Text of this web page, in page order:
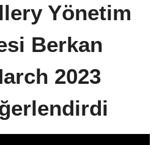
Yönetim
Berkan
2023